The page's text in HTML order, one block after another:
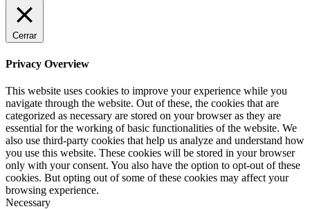
Cerrar
Privacy Overview
This website uses cookies to improve your experience while you
navigate through the website. Out of these, the cookies that are
categorized as necessary are stored on your browser as they are
essential for the working of basic functionalities of the website. We
also use third-party cookies that help us analyze and understand how
you use this website. These cookies will be stored in your browser
only with your consent. You also have the option to opt-out of these
cookies. But opting out of some of these cookies may affect your
browsing experience.
Necessary